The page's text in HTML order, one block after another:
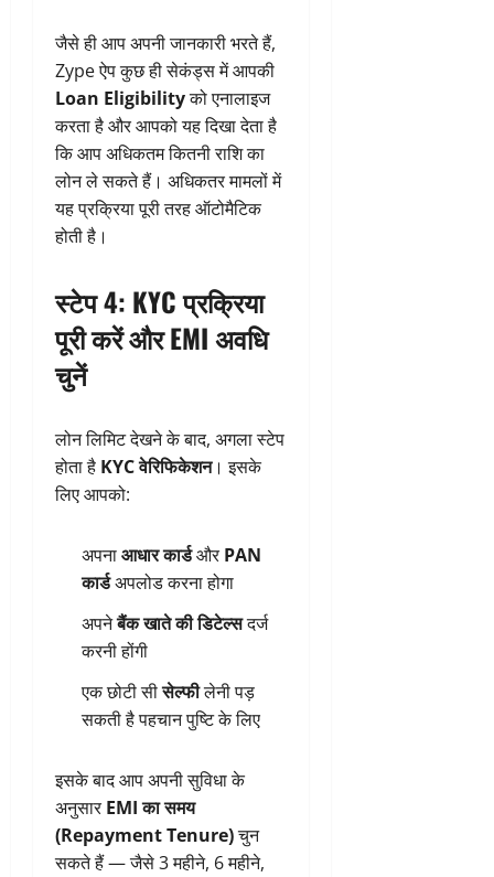
जैसे ही आप अपनी जानकारी भरते हैं,
Zype ऐप कुछ ही सेकंड्स में आपकी
Loan Eligibilityको एनालाइज
करता है और आपको यह दिखा देता है
कि आप अधिकतम कितनी राशि का
लोन ले सकते हैं। अधिकतर मामलों में
यह प्रक्रिया पूरी तरह ऑटोमैटिक
होती है।
स्टेप 4: KYC प्रक्रिया
पूरी करें और EMI अवधि
चुनें
लोन लिमिट देखने के बाद, अगला स्टेप
होता है KYC वेरिफिकेशन। इसके
लिए आपको:
अपनाआधार कार्डऔर PAN
कार्डअपलोड करना होगा
अपनेबैंक खाते की डिटेल्सदर्ज
करनी होंगी
एक छोटी सीसेल्फीलेनी पड़
सकती है पहचान पुष्टि के लिए
इसके बाद आप अपनी सुविधा के
अनुसार EMI का समय
(Repayment Tenure)चुन
सकते हैं — जैसे 3 महीने, 6 महीने,